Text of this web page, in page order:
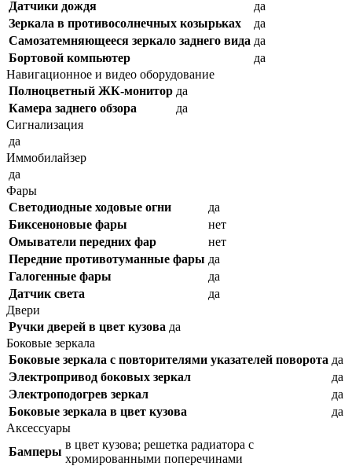
Датчики дождя
да
Зеркала в противосолнечных козырьках
да
Самозатемняющееся зеркало заднего вида да
Бортовой компьютер
да
Навигационное и видео оборудование
Полноцветный ЖК-монитор да
Камера заднего обзора
да
Сигнализация
да
Иммобилайзер
да
Фары
Светодиодные ходовые огни
да
Биксеноновые фары
нет
Омыватели передних фар
нет
Передние противотуманные фары да
Галогенные фары
да
Датчик света
да
Двери
Ручки дверей в цвет кузова да
Боковые зеркала
Боковые зеркала с повторителями указателей поворота да
Электропривод боковых зеркал
да
Электроподогрев зеркал
да
Боковые зеркала в цвет кузова
да
Аксессуары
Бамперы
в цвет кузова; решетка радиатора с
хромированными поперечинами